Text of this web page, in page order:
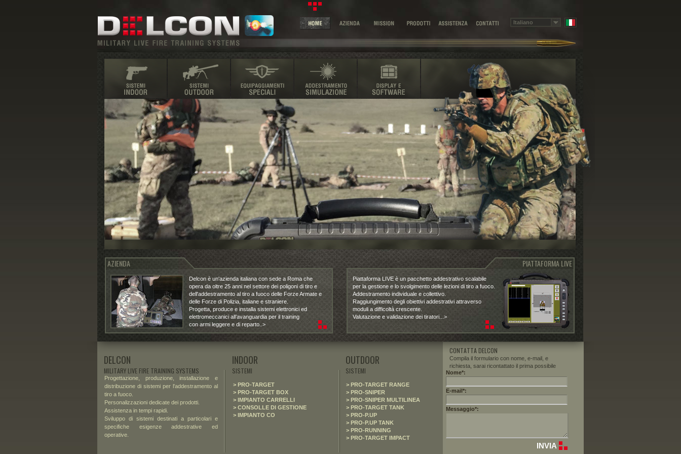
Delcon è un'azienda italiana con sede a Roma che
opera da oltre 25 anni nel settore dei poligoni di tiro e
dell'addestramento al tiro a fuoco delle Forze Armate e
delle Forze di Polizia, italiane e straniere.
Progetta, produce e installa sistemi elettronici ed
elettromeccanici all’avanguardia per il training
con armi leggere e di reparto..>
AZIENDA
Piattaforma LIVE è un pacchetto addestrativo scalabile
per la gestione e lo svolgimento delle lezioni di tiro a fuoco.
Addestramento individuale e collettivo.
Raggiungimento degli obiettivi addestrativi attraverso
moduli a difficoltà crescente.
Valutazione e validazione dei tiratori...>
PIATTAFORMA LIVE
Progettazione, produzione, installazione e
distribuzione di sistemi per l'addestramento al
tiro a fuoco.
Personalizzazioni dedicate dei prodotti.
Assistenza in tempi rapidi.
Sviluppo di sistemi destinati a particolari e
specifiche esigenze addestrative ed
operative.
DELCON
MILITARY LIVE FIRE TRAINING SYSTEMS
> PRO-TARGET
> PRO-TARGET BOX
> IMPIANTO CARRELLI
> CONSOLLE DI GESTIONE
> IMPIANTO CO
INDOOR
SISTEMI
> PRO-TARGET RANGE
> PRO-SNIPER
> PRO-SNIPER MULTILINEA
> PRO-TARGET TANK
> PRO-P.UP
> PRO-P.UP TANK
> PRO-RUNNING
> PRO-TARGET IMPACT
OUTDOOR
SISTEMI Nome*:
E-mail*:
Messaggio*:
Compila il formulario con nome, e-mail, e
richiesta, sarai ricontattato il prima possibile
CONTATTA DELCON